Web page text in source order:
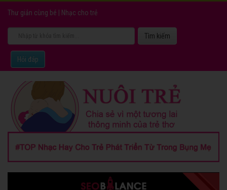
Thư giản cùng bé Nhạc cho trẻ
Hỏi đáp